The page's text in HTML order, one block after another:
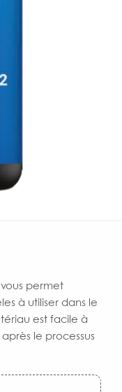
vous permet
à utiliser dans le
est facile à
le processus